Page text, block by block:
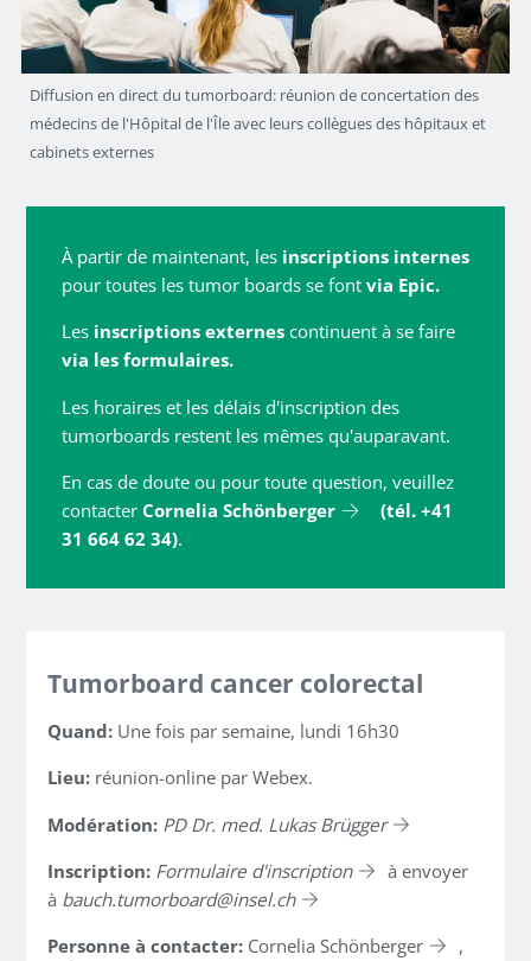
Diffusion en direct du tumorboard: réunion de concertation des
médecins de l'Hôpital de l'Île avec leurs collègues des hôpitaux et
cabinets externes
À partir de maintenant, les inscriptions internes
pour toutes les tumor boards se font via Epic.
Les inscriptions externes continuent à se faire
via les formulaires.
Les horaires et les délais d'inscription des
tumorboards restent les mêmes qu'auparavant.
En cas de doute ou pour toute question, veuillez
contacter Cornelia Schönberger
(tél. +41
31 664 62 34).
Tumorboard cancer colorectal
Quand: Une fois par semaine, lundi 16h30
Lieu: réunion-online par Webex.
Modération: PD Dr. med. Lukas Brügger
Inscription: Formulaire d'inscription
à envoyer
à bauch.tumorboard
insel.ch
Personne à contacter: Cornelia Schönberger
,